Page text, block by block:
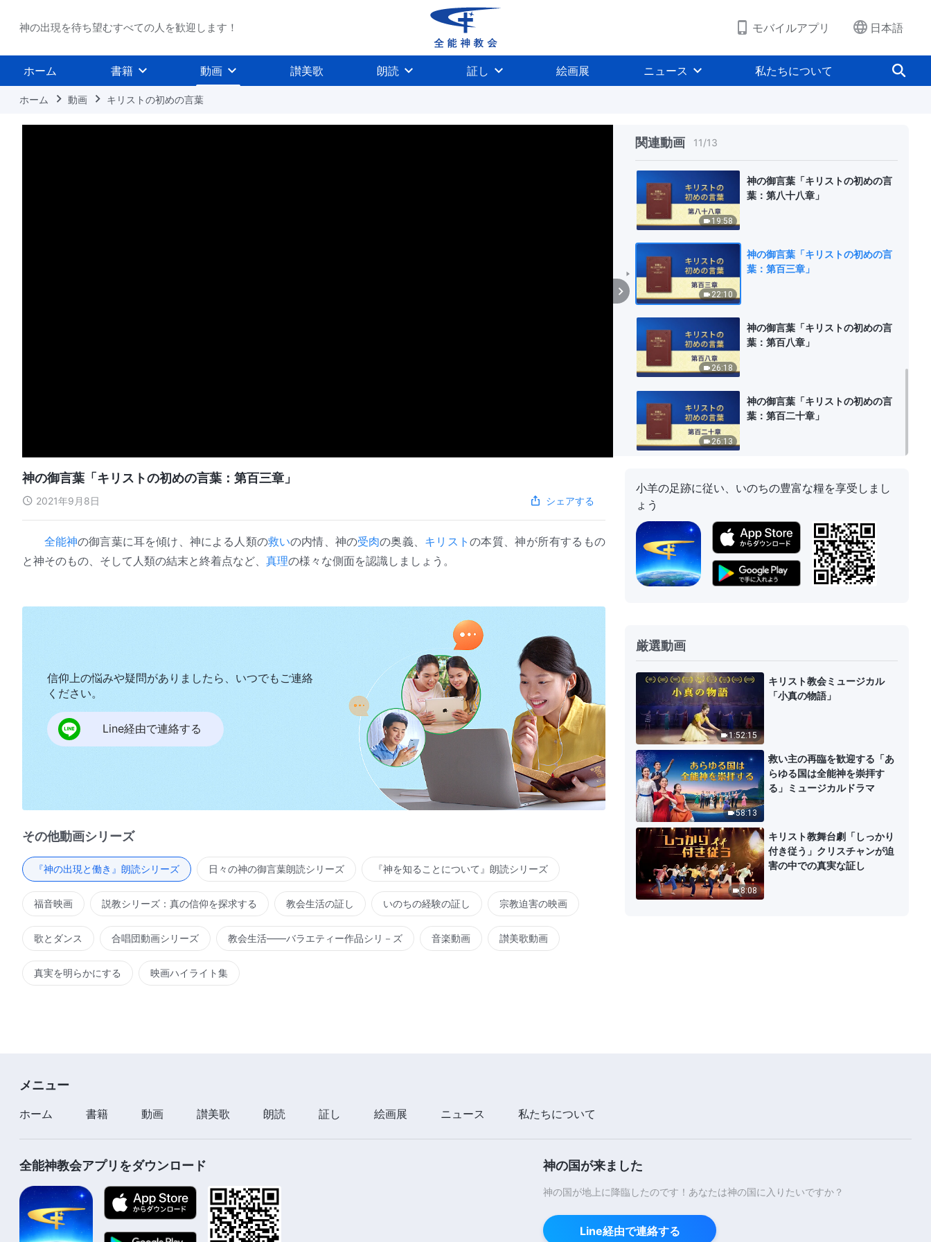
神の出現を待ち望むすべての人を歓迎します！ モバイルアプリ 日本語
ホーム 書籍 動画 讃美歌 朗読 証し 絵画展 ニュース 私たちについて
ホーム 動画 キリストの初めの言葉
関連動画 11/13
神の御言葉「キリストの初めの言
13:26
19:58
神の御言葉「キリストの初めの言
葉：第八十八章」
22:10
神の御言葉「キリストの初めの言
葉：第百三章」
26:18
神の御言葉「キリストの初めの言
葉：第百八章」
26:13
神の御言葉「キリストの初めの言
葉：第百二十章」
神の御言葉「キリストの初めの言葉：第百三章」
2021年9月8日 シェアする
全能神の御言葉に耳を傾け、神による人類の救いの内情、神の受肉の奥義、 キリスト の本質、神が所有するもの
と神そのもの、そして人類の結末と終着点など、 真理の様々な側面を認識しましょう。
信仰上の悩みや疑問がありましたら、いつでもご連絡
ください。
Line経由で連絡する
その他動画シリーズ
『神の出現と働き』朗読シリーズ 日々の神の御言葉朗読シリーズ 『神を知ることについて』朗読シリーズ
福音映画 説教シリーズ：真の信仰を探求する 教会生活の証し いのちの経験の証し 宗教迫害の映画
歌とダンス 合唱団動画シリーズ 教会生活――バラエティー作品シリ－ズ 音楽動画 讃美歌動画
真実を明らかにする 映画ハイライト集
小羊の足跡に従い、いのちの豊富な糧を享受しまし
ょう
厳選動画
1:52:15
キリスト教会ミュージカル
「小真の物語」
58:13
救い主の再臨を歓迎する「あ
らゆる国は全能神を崇拝す
る」ミュージカルドラマ
8:08
キリスト教舞台劇「しっかり
付き従う」クリスチャンが迫
害の中での真実な証し
メニュー
ホーム 書籍 動画 讃美歌 朗読 証し 絵画展 ニュース 私たちについて
全能神教会アプリをダウンロード 神の国が来ました
神の国が地上に降臨したのです！あなたは神の国に入りたいですか？
Line経由で連絡する